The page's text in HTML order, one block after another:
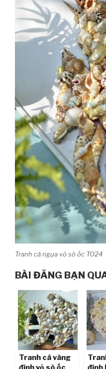
Tranh cá ngựa vỏ sò ốc TO24
BÀI ĐĂNG BẠN
Tranh cá vàng